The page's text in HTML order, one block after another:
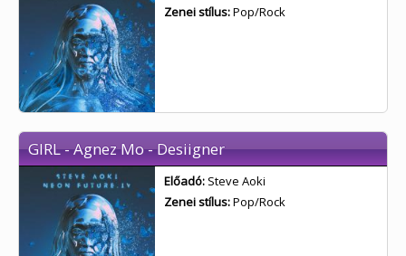
Zenei stílus:Pop/Rock
GIRL - Agnez Mo - Desiigner
Előadó: Steve Aoki
Zenei stílus:Pop/Rock